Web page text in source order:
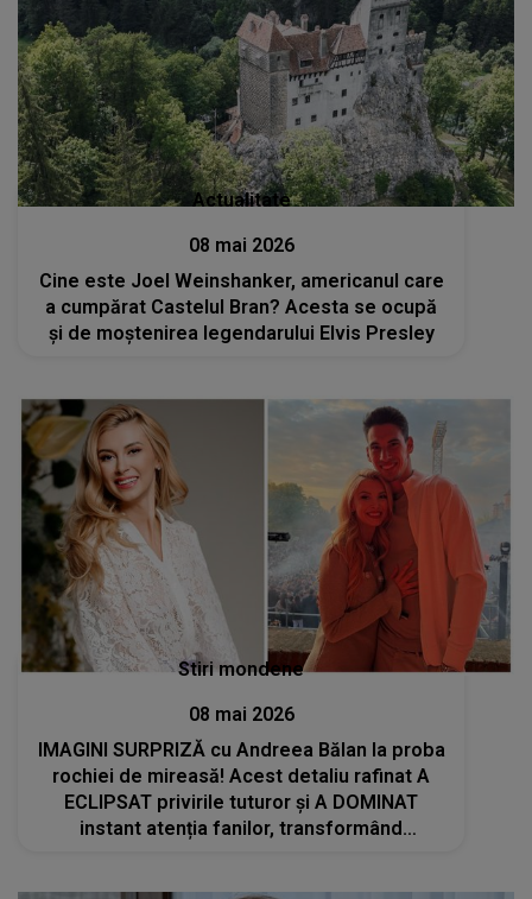
Actualitate
08 mai 2026
Cine este Joel Weinshanker, americanul care
a cumpărat Castelul Bran? Acesta se ocupă
și de moștenirea legendarului Elvis Presley
Stiri mondene
08 mai 2026
IMAGINI SURPRIZĂ cu Andreea Bălan la proba
rochiei de mireasă! Acest detaliu rafinat A
ECLIPSAT privirile tuturor și A DOMINAT
instant atenția fanilor, transformând